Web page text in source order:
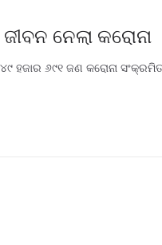
ନେଲା କରୋନା
ହଜାର ୬୯୧ ଜଣ କରୋନା